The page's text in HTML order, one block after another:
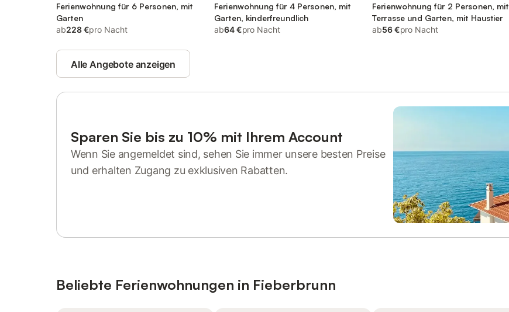
Ferienwohnung für 6 Personen, mit
Garten
ab228 €pro Nacht
Ferienwohnung für 4 Personen, mit
Garten, kinderfreundlich
ab64 €pro Nacht
Fieberbrunn
Ferienwohnung für 2 Personen, mit
Terrasse und Garten, mit Haustier
ab56 €pro Nacht
Alle Angebote anzeigen
Sparen Sie bis zu 10% mit Ihrem Account
Wenn Sie angemeldet sind, sehen Sie immer unsere besten Preise
und erhalten Zugang zu exklusiven Rabatten.
Beliebte Ferienwohnungen in Fieberbrunn